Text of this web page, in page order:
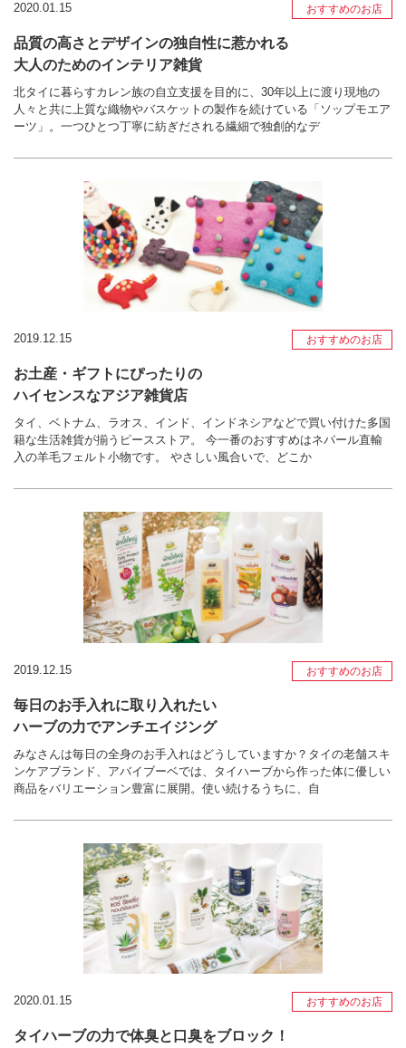
2020.01.15 おすすめのお店
品質の高さとデザインの独自性に惹かれる
大人のためのインテリア雑貨
北タイに暮らすカレン族の自立支援を目的に、30年以上に渡り現地の
人々と共に上質な織物やバスケットの製作を続けている「ソップモエア
ーツ」。一つひとつ丁寧に紡ぎだされる繊細で独創的なデ
2019.12.15 おすすめのお店
お土産・ギフトにぴったりの
ハイセンスなアジア雑貨店
タイ、ベトナム、ラオス、インド、インドネシアなどで買い付けた多国
籍な生活雑貨が揃うピースストア。 今一番のおすすめはネパール直輸
入の羊毛フェルト小物です。 やさしい風合いで、どこか
2019.12.15 おすすめのお店
毎日のお手入れに取り入れたい
ハーブの力でアンチエイジング
みなさんは毎日の全身のお手入れはどうしていますか？タイの老舗スキ
ンケアブランド、アバイブーベでは、タイハーブから作った体に優しい
商品をバリエーション豊富に展開。使い続けるうちに、自
2020.01.15 おすすめのお店
タイハーブの力で体臭と口臭をブロック！